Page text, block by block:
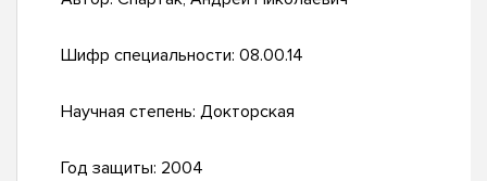
Шифр специальности: 08.00.14
Научная степень: Докторская
Год защиты: 2004